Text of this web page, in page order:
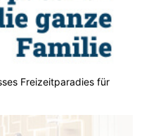
Freizeitparadies für